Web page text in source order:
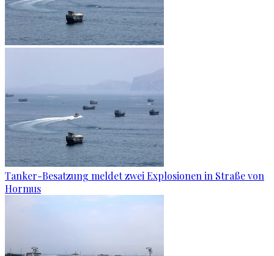
Tanker-Besatzung meldet zwei Explosionen in Straße von
Hormus